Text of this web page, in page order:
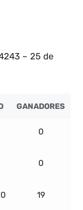
– 25 de
GANADORES
0
0
19